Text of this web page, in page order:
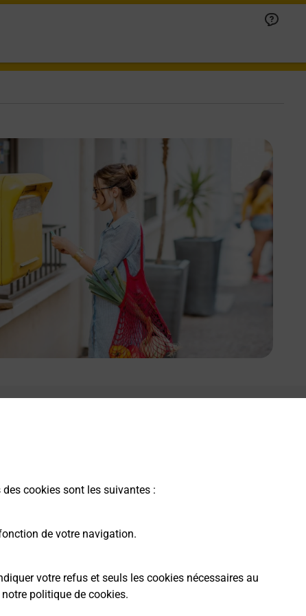
cookies sont les suivantes :
de votre navigation.
votre refus et seuls les cookies nécessaires au
notre politique de cookies.